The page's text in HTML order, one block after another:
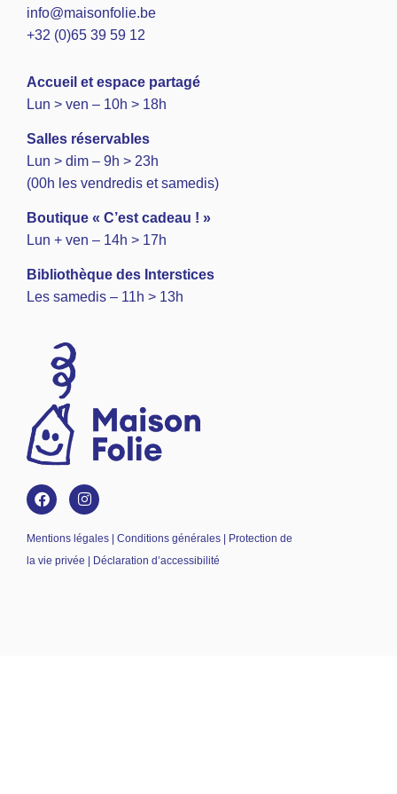
info@maisonfolie.be
+32 (0)65 39 59 12
Accueil et espace partagé
Lun > ven – 10h > 18h
Salles réservables
Lun > dim – 9h > 23h
(00h les vendredis et samedis)
Boutique « C’est cadeau ! »
Lun + ven – 14h > 17h
Bibliothèque des Interstices
Les samedis – 11h > 13h
Mentions légales | Conditions générales | Protection de
la vie privée | Déclaration d’accessibilité